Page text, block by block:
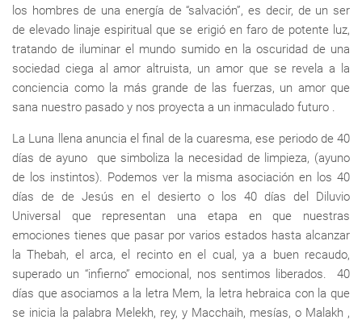
los hombres de una energía de “salvación”, es decir, de un ser
de elevado linaje espiritual que se erigió en faro de potente luz,
tratando de iluminar el mundo sumido en la oscuridad de una
sociedad ciega al amor altruista, un amor que se revela a la
conciencia como la más grande de las fuerzas, un amor que
sana nuestro pasado y nos proyecta a un inmaculado futuro .
La Luna llena anuncia el final de la cuaresma, ese periodo de 40
días de ayuno que simboliza la necesidad de limpieza, (ayuno
de los instintos). Podemos ver la misma asociación en los 40
días de de Jesús en el desierto o los 40 días del Diluvio
Universal que representan una etapa en que nuestras
emociones tienes que pasar por varios estados hasta alcanzar
la Thebah, el arca, el recinto en el cual, ya a buen recaudo,
superado un “infierno” emocional, nos sentimos liberados. 40
días que asociamos a la letra Mem, la letra hebraica con la que
se inicia la palabra Melekh, rey, y Macchaih, mesías, o Malakh ,